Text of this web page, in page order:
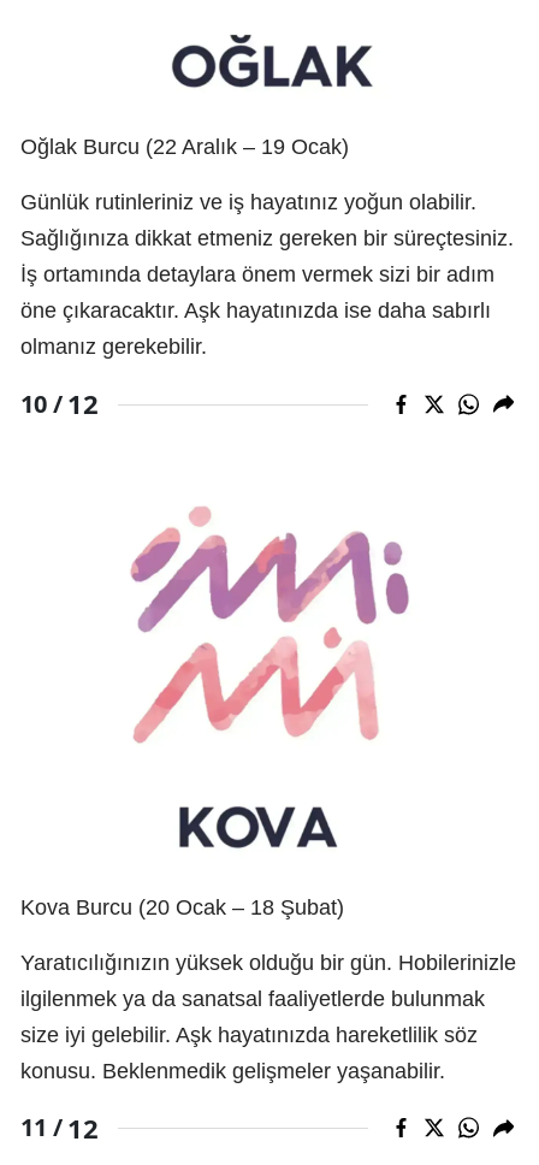
Oğlak Burcu (22 Aralık – 19 Ocak)
Günlük rutinleriniz ve iş hayatınız yoğun olabilir.
Sağlığınıza dikkat etmeniz gereken bir süreçtesiniz.
İş ortamında detaylara önem vermek sizi bir adım
öne çıkaracaktır. Aşk hayatınızda ise daha sabırlı
olmanız gerekebilir.
10 /12
Kova Burcu (20 Ocak – 18 Şubat)
Yaratıcılığınızın yüksek olduğu bir gün. Hobilerinizle
ilgilenmek ya da sanatsal faaliyetlerde bulunmak
size iyi gelebilir. Aşk hayatınızda hareketlilik söz
konusu. Beklenmedik gelişmeler yaşanabilir.
11 /12